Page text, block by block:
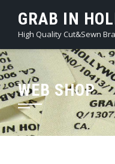
content
GRAB IN
High Quality Cut&Sewn
WEB SHOP